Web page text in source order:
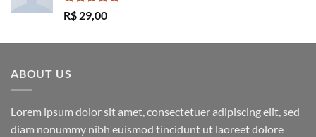
Avaliação
5.00
de 5
R$ 29,00
ABOUT US
Lorem ipsum dolor sit amet, consectetuer adipiscing elit, sed
diam nonummy nibh euismod tincidunt ut laoreet dolore